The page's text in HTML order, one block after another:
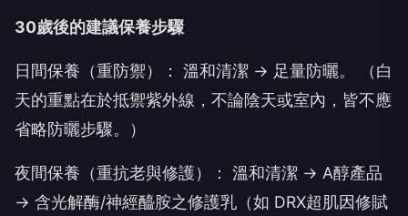
30歲後的建議保養步驟
日間保養（重防禦）： 溫和清潔 → 足量防曬。 （白
天的重點在於抵禦紫外線，不論陰天或室內，皆不應
省略防曬步驟。）
夜間保養（重抗老與修護）： 溫和清潔 → A醇產品
→ 含光解酶/神經醯胺之修護乳（如 DRX超肌因修賦